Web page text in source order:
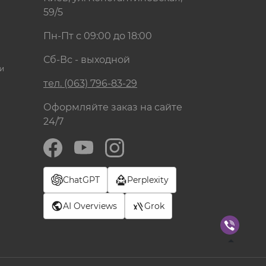
59/5
Пн-Пт с 09:00 до 18:00
Сб-Вс - выходной
тел. (063) 796-83-29
Оформляйте заказ на сайте
24/7
ChatGPT Perplexity
AI Overviews Grok